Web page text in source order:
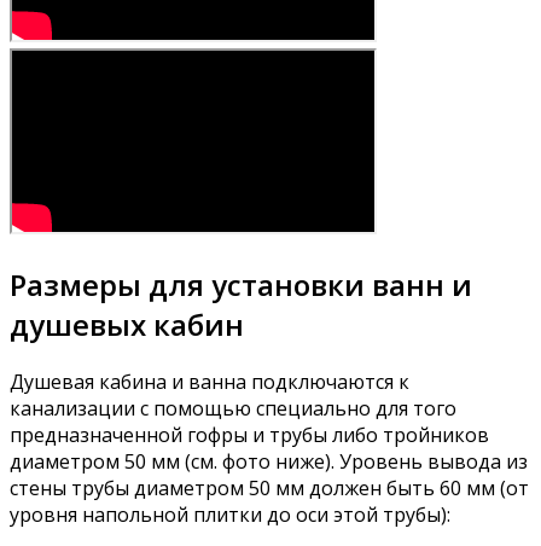
Размеры для установки ванн и
душевых кабин
Душевая кабина и ванна подключаются к
канализации с помощью специально для того
предназначенной гофры и трубы либо тройников
диаметром 50 мм (см. фото ниже). Уровень вывода из
стены трубы диаметром 50 мм должен быть 60 мм (от
уровня напольной плитки до оси этой трубы):